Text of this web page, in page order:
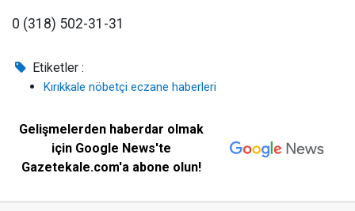
0 (318) 502-31-31
Etiketler :
Kırıkkale nöbetçi eczane haberleri
Gelişmelerden haberdar olmak
için Google News'te
Gazetekale.com'a abone olun!